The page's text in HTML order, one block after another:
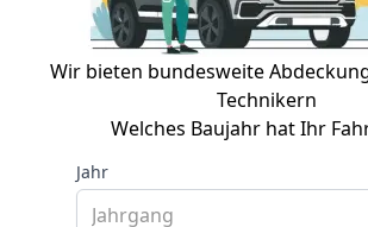
Wir bieten bundesweite
Technikern
Welches Baujahr hat Ihr
Jahr